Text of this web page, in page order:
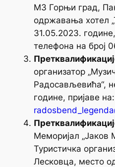
МЗ Горњи град,
одржавања хотел
31.05.2023.
телефона на број
организатор
Радосављевића“,
године, пријаве на:
Меморијал „Јаков
Туристичка
Лесковца, место